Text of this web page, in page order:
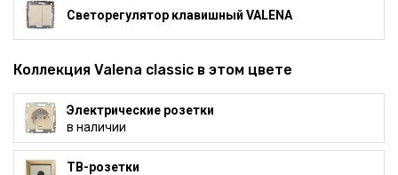
Светорегулятор клавишный VALENA
Коллекция Valena classic в этом цвете
Электрические розетки
в наличии
ТВ-розетки